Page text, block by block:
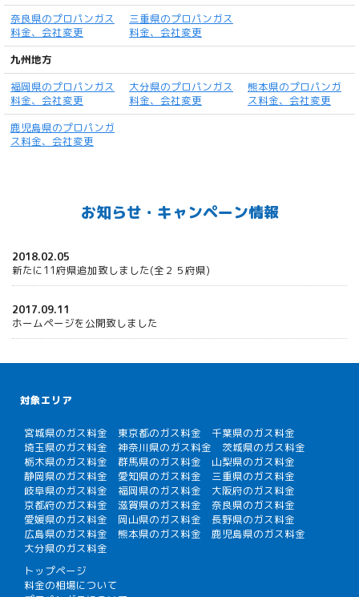
奈良県のプロパンガス
料金、会社変更
三重県のプロパンガス
料金、会社変更
九州地方
福岡県のプロパンガス
料金、会社変更
大分県のプロパンガス
料金、会社変更
熊本県のプロパンガ
ス料金、会社変更
鹿児島県のプロパンガ
ス料金、会社変更
お知らせ・キャンペーン情報
2018.02.05
新たに11府県追加致しました(全２５府県)
2017.09.11
ホームページを公開致しました
対象エリア
宮城県のガス料金 東京都のガス料金
千葉県のガス料金
埼玉県のガス料金
神奈川県のガス料金
茨城県のガス料金
栃木県のガス料金
群馬県のガス料金
山梨県のガス料金
静岡県のガス料金
愛知県のガス料金
三重県のガス料金
岐阜県のガス料金
福岡県のガス料金
大阪府のガス料金
京都府のガス料金
滋賀県のガス料金
奈良県のガス料金
愛媛県のガス料金
岡山県のガス料金
長野県のガス料金
広島県のガス料金
熊本県のガス料金
鹿児島県のガス料金
大分県のガス料金
トップページ
料金の相場について